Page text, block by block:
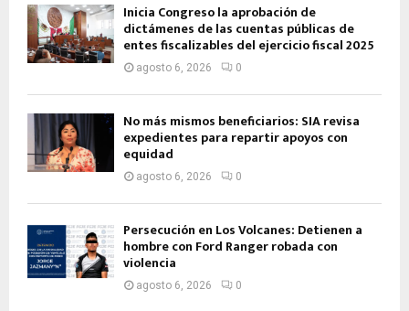
Inicia Congreso la aprobación de
dictámenes de las cuentas públicas de
entes fiscalizables del ejercicio fiscal 2025
agosto 6, 2026 0
No más mismos beneficiarios: SIA revisa
expedientes para repartir apoyos con
equidad
agosto 6, 2026 0
Persecución en Los Volcanes: Detienen a
hombre con Ford Ranger robada con
violencia
agosto 6, 2026 0